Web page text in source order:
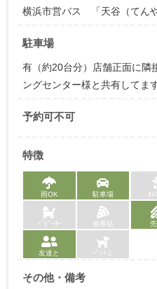
横浜市営バス 「天谷（てん
駐車場
有（約20台分）店舗正面に隣
ングセンター様と共有してます
予約可不可
特徴
雨OK 駐車場 ｵﾑ
ﾍﾞﾋﾞｰｶｰ 食事処
友達と ﾍﾟｯﾄと
その他・備考